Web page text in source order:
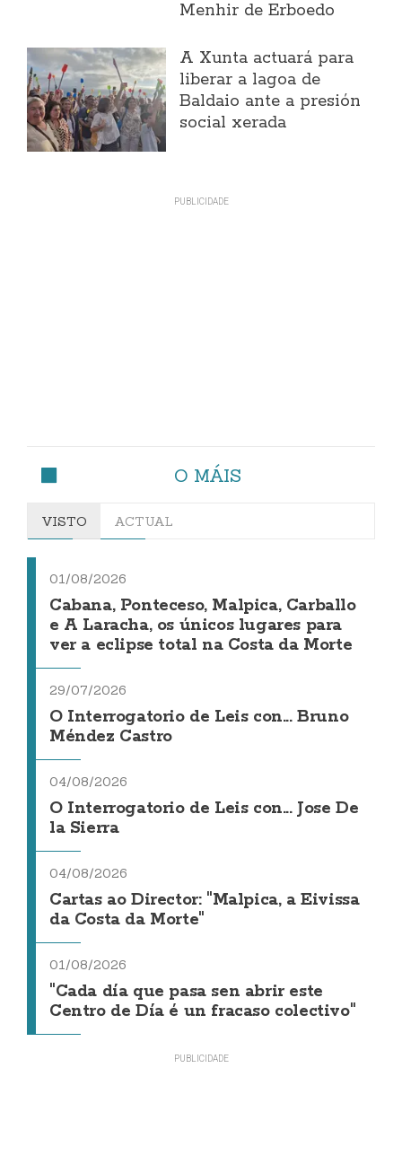
Menhir de Erboedo
A Xunta actuará para
liberar a lagoa de
Baldaio ante a presión
social xerada
O MÁIS
VISTO ACTUAL
01/08/2026
Cabana, Ponteceso, Malpica, Carballo
e A Laracha, os únicos lugares para
ver a eclipse total na Costa da Morte
29/07/2026
O Interrogatorio de Leis con... Bruno
Méndez Castro
04/08/2026
O Interrogatorio de Leis con... Jose De
la Sierra
04/08/2026
Cartas ao Director: "Malpica, a Eivissa
da Costa da Morte"
01/08/2026
"Cada día que pasa sen abrir este
Centro de Día é un fracaso colectivo"